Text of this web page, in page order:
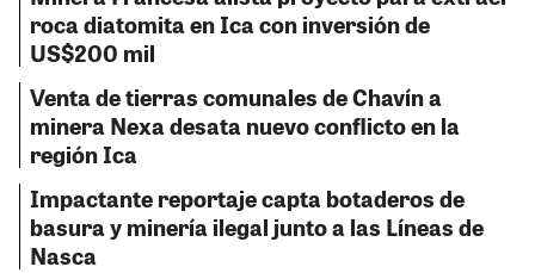
roca diatomita en Ica con inversión de
US$200 mil
Venta de tierras comunales de Chavín a
minera Nexa desata nuevo conflicto en la
región Ica
Impactante reportaje capta botaderos de
basura y minería ilegal junto a las Líneas de
Nasca